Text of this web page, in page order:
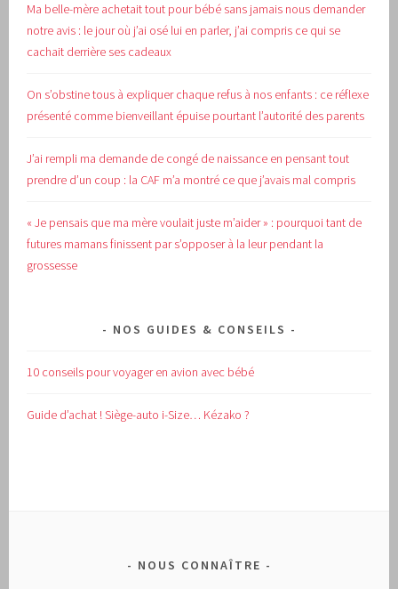
Ma belle-mère achetait tout pour bébé sans jamais nous demander
notre avis : le jour où j’ai osé lui en parler, j’ai compris ce qui se
cachait derrière ses cadeaux
On s’obstine tous à expliquer chaque refus à nos enfants : ce réflexe
présenté comme bienveillant épuise pourtant l’autorité des parents
J’ai rempli ma demande de congé de naissance en pensant tout
prendre d’un coup : la CAF m’a montré ce que j’avais mal compris
« Je pensais que ma mère voulait juste m’aider » : pourquoi tant de
futures mamans finissent par s’opposer à la leur pendant la
grossesse
NOS GUIDES & CONSEILS
10 conseils pour voyager en avion avec bébé
Guide d’achat !Siège-auto i-Size… Kézako ?
NOUS CONNAÎTRE